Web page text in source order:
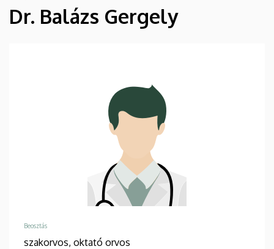
Dr. Balázs Gergely
Beosztás
szakorvos, oktató orvos